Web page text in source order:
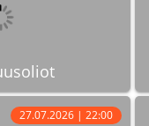
27.07.2026 | 22:00